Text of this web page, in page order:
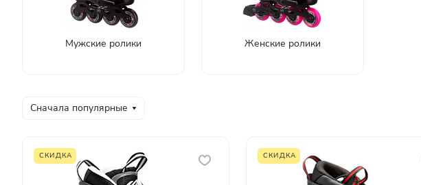
Мужские ролики Женские ролики
Сначала популярные
СКИДКА СКИДКА